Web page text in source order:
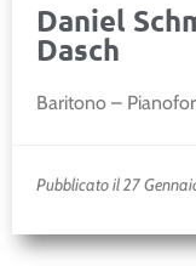
Daniel
Dasch
Baritono –
Pubblicato il 27